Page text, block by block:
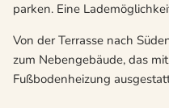
parken. Eine
Von der Terrasse nach
zum Nebengebäude, das
Fußbodenheizung